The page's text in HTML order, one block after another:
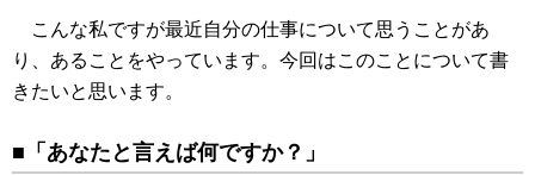
こんな私ですが最近自分の仕事について思うことがあ
り、あることをやっています。今回はこのことについて書
きたいと思います。
■「あなたと言えば何ですか？」